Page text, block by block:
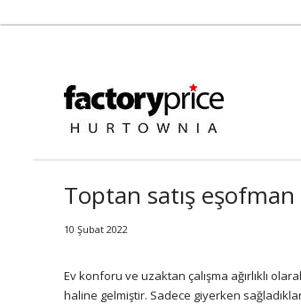
Toptan satış
10 Şubat 2022
Ev konforu ve uzaktan çalışma ağırlıklı
haline gelmiştir. Sadece giyerken